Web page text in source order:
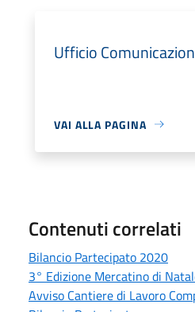
Ufficio
VAI ALLA PAGINA
Contenuti correlati
Bilancio Partecipato 2020
3° Edizione Mercatino di
Avviso Cantiere di Lavoro